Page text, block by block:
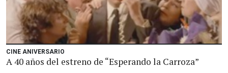
CINE ANIVERSARIO
A 40 años del estreno de “Esperando la Carroza”